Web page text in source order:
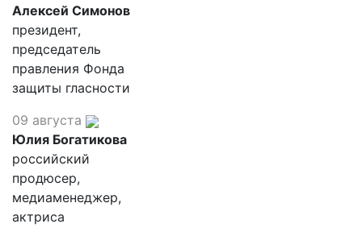
Алексей Симонов
президент,
председатель
правления Фонда
защиты гласности
09 августа
Юлия Богатикова
российский
продюсер,
медиаменеджер,
актриса